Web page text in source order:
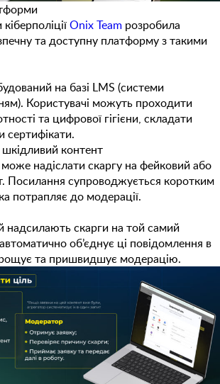
Onix Team розробила
та доступну платформу з такими
на базі LMS (системи
Користувачі можуть проходити
та цифрової гігієни, складати
сертифікати.
контент
надіслати скаргу на фейковий або
Посилання супроводжується коротким
потрапляє до модерації.
скарги на той самий
об’єднує ці повідомлення в
та пришвидшує модерацію.